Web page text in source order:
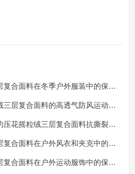
复合面料在冬季户外服装中的保暖
三层复合面料的高透气防风运动服
压花摇粒绒三层复合面料抗撕裂与
复合面料在户外风衣和夹克中的应
复合面料在户外运动服饰中的保暖